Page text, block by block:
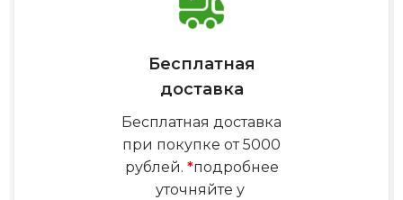
Бесплатная
доставка
Бесплатная доставка
при покупке от 5000
рублей. *подробнее
уточняйте у